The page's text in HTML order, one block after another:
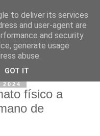
físico a
de
to deliver its services
and user-agent are
and security
generate usage
abuse.
GOT IT